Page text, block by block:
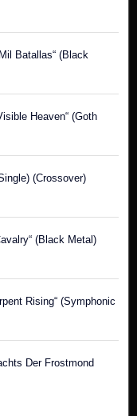
Batallas“ (Black
Heaven“ (Goth
(Crossover)
(Black Metal)
Rising“ (Symphonic
Der Frostmond